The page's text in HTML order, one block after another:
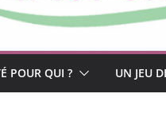
POUR QUI ? UN JEU